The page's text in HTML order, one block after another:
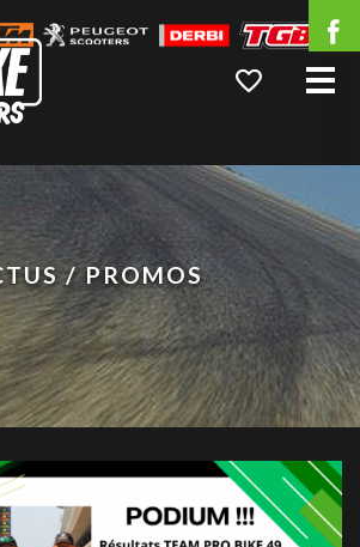
/ PROMOS